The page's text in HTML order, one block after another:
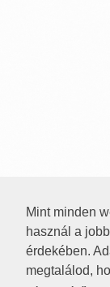
Mint minden
használ a
érdekében.
megtalálod,